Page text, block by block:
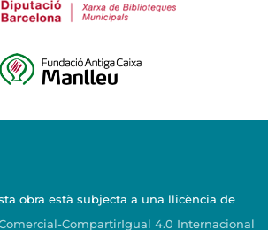
obra està subjecta a una llicència de
CompartirIgual 4.0 Internacional